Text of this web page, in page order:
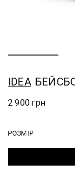
IDEA
2 900 грн
РОЗМІР